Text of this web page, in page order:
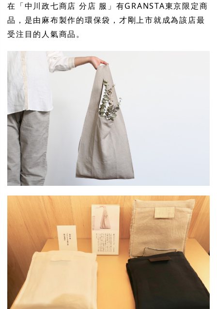
在「中川政七商店 分店 服」有GRANSTA東京限定商
品，是由麻布製作的環保袋，才剛上市就成為該店最
受注目的人氣商品。